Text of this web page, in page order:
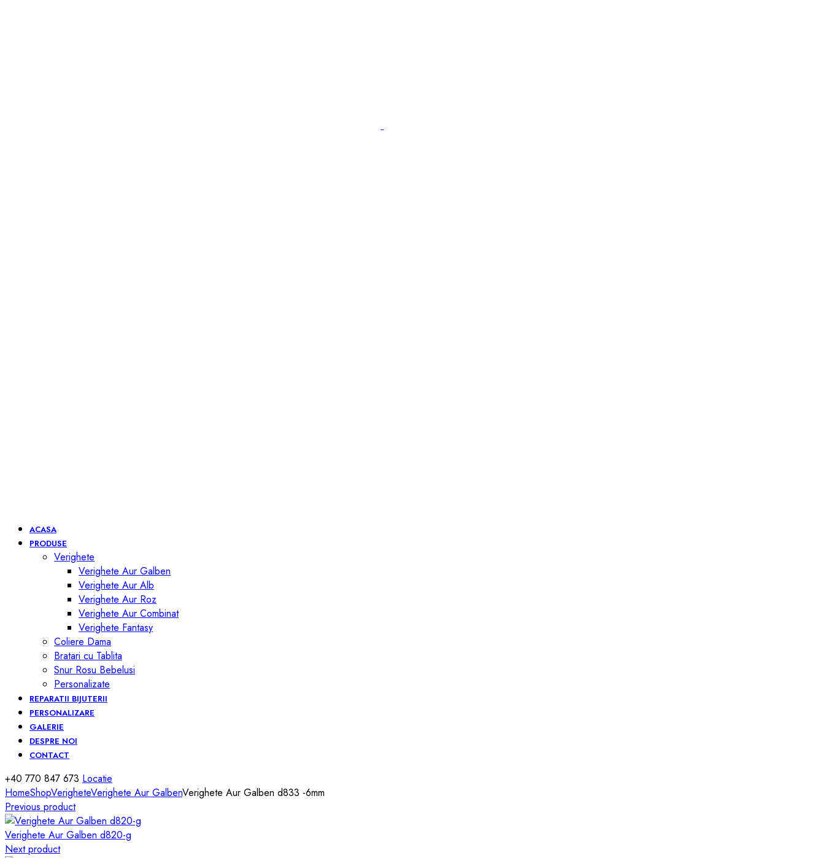
ACASA
PRODUSE
Verighete
Verighete Aur Galben
Verighete Aur Alb
Verighete Aur Roz
Verighete Aur Combinat
Verighete Fantasy
Coliere Dama
Bratari cu Tablita
Snur Rosu Bebelusi
Personalizate
REPARATII BIJUTERII
PERSONALIZARE
GALERIE
DESPRE NOI
CONTACT
+40 770 847 673 Locatie
HomeShopVerigheteVerighete Aur GalbenVerighete Aur Galben d833 -6mm
Previous product
Verighete Aur Galben d820-g
Next product